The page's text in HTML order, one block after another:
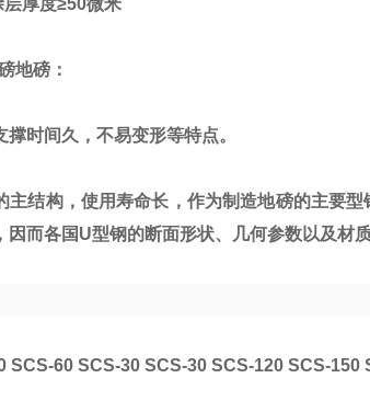
层厚度≥50微米
地磅：
时间久，不易变形等特点。
主结构，使用寿命长，作为制造地磅的主要
因而各国U型钢的断面形状、几何参数以及材
60 SCS-30 SCS-30 SCS-120 SCS-150